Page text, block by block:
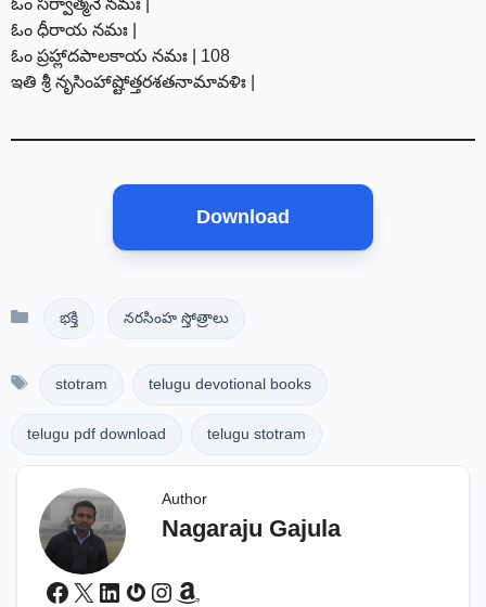
ఓం ధీరాయ నమః |
ఓం ప్రహ్లాదపాలకాయ నమః | 108
ఇతి శ్రీ నృసింహాష్టోత్తరశతనామావళిః |
Download
Categories
భక్తి నరసింహ స్తోత్రాలు
Tagsstotram telugu devotional books
telugu pdf download telugu stotram
Author
Nagaraju Gajula
Facebook
X LinkedIn
Gravatar
Instagram
Amazon